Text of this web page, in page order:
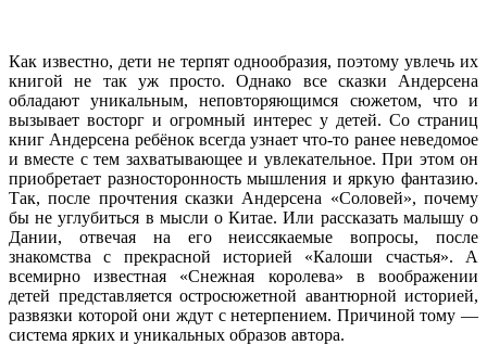
Как известно, дети не терпят однообразия, поэтому увлечь их
книгой не так уж просто. Однако все сказки Андерсена
обладают уникальным, неповторяющимся сюжетом, что и
вызывает восторг и огромный интерес у детей. Со страниц
книг Андерсена ребёнок всегда узнает что-то ранее неведомое
и вместе с тем захватывающее и увлекательное. При этом он
приобретает разносторонность мышления и яркую фантазию.
Так, после прочтения сказки Андерсена «Соловей», почему
бы не углубиться в мысли о Китае. Или рассказать малышу о
Дании, отвечая на его неиссякаемые вопросы, после
знакомства с прекрасной историей «Калоши счастья». А
всемирно известная «Снежная королева» в воображении
детей представляется остросюжетной авантюрной историей,
развязки которой они ждут с нетерпением. Причиной тому —
система ярких и уникальных образов автора.